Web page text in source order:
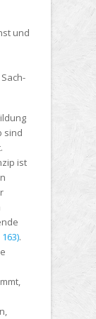
und
sind
ist
.